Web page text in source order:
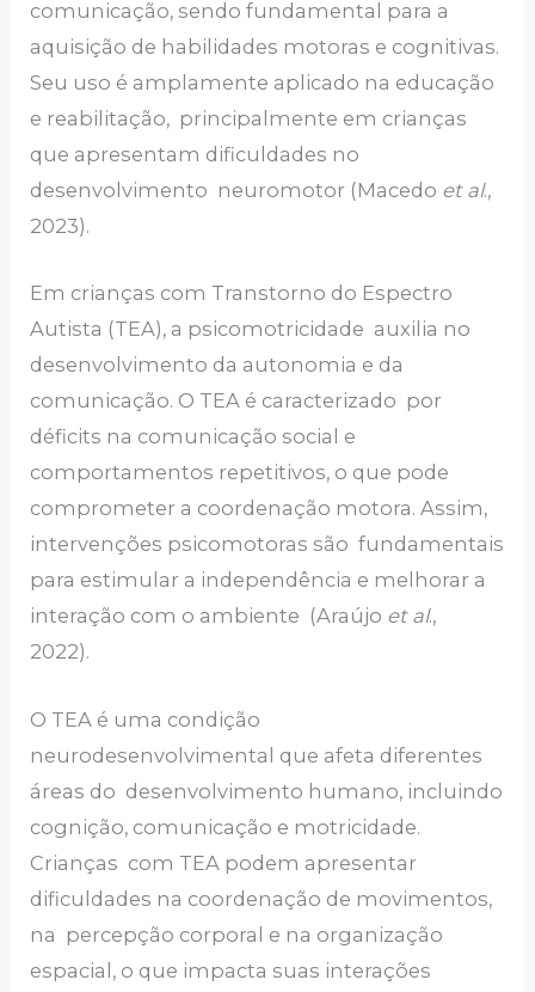
comunicação, sendo fundamental para a
aquisição de habilidades motoras e cognitivas.
Seu uso é amplamente aplicado na educação
e reabilitação, principalmente em crianças
que apresentam dificuldades no
desenvolvimento neuromotor (Macedo et al.,
2023).
Em crianças com Transtorno do Espectro
Autista (TEA), a psicomotricidade auxilia no
desenvolvimento da autonomia e da
comunicação. O TEA é caracterizado por
déficits na comunicação social e
comportamentos repetitivos, o que pode
comprometer a coordenação motora. Assim,
intervenções psicomotoras são fundamentais
para estimular a independência e melhorar a
interação com o ambiente (Araújo et al.,
2022).
O TEA é uma condição
neurodesenvolvimental que afeta diferentes
áreas do desenvolvimento humano, incluindo
cognição, comunicação e motricidade.
Crianças com TEA podem apresentar
dificuldades na coordenação de movimentos,
na percepção corporal e na organização
espacial, o que impacta suas interações